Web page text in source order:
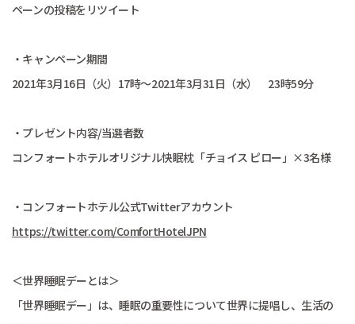
ペーンの投稿をリツイート
・キャンペーン期間
2021年3月16日（火）17時～2021年3月31日（水） 23時59分
・プレゼント内容/当選者数
コンフォートホテルオリジナル快眠枕「チョイス ピロー」×3名様
・コンフォートホテル公式Twitterアカウント
https://twitter.com/ComfortHotelJPN
＜世界睡眠デーとは＞
「世界睡眠デー」は、睡眠の重要性について世界に提唱し、生活の